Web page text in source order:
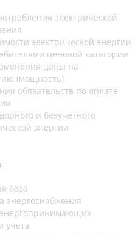
электрической
электрической энергии
ценовой категории
цены на
(мощность)
обязательств по оплате
и безучетного
энергии
база
энергоснабжения
учета